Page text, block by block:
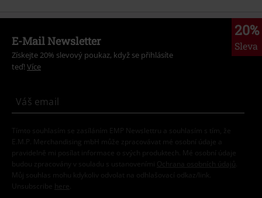
20%
Sleva
E-Mail Newsletter
Získejte 20% slevový poukaz, když se přihlásíte
teď! Více
Tímto souhlasím se zasíláním EMP Newslettru a souhlasím s tím, že
E.M.P. Merchandising mbH může zpracovávat mé osobní údaje a
pravidelně mi posílat informace o svých produktech. Mé osobní údaje
budou zpracovány v souladu s ustanoveními
Ochrana osobních údajů
Můj souhlas mohu kdykoliv odvolat na odhlašovací odkaz/link.
Unsubscribe here